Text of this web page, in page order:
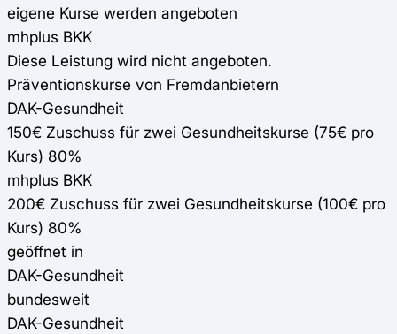
eigene Kurse werden angeboten
mhplus BKK
Diese Leistung wird nicht angeboten.
Präventionskurse von Fremdanbietern
DAK-Gesundheit
150€ Zuschuss für zwei Gesundheitskurse (75€ pro
Kurs) 80%
mhplus BKK
200€ Zuschuss für zwei Gesundheitskurse (100€ pro
Kurs) 80%
geöffnet in
DAK-Gesundheit
bundesweit
DAK-Gesundheit